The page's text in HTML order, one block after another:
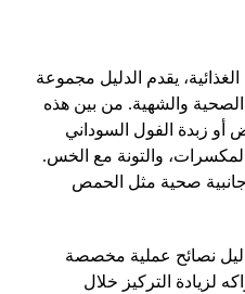
يقدم الدليل مجموعة
والشهية. من بين هذه
أو زبدة الفول السوداني
والتونة مع الخس.
صحية مثل الحمص
نصائح عملية مخصصة
لزيادة التركيز خلال